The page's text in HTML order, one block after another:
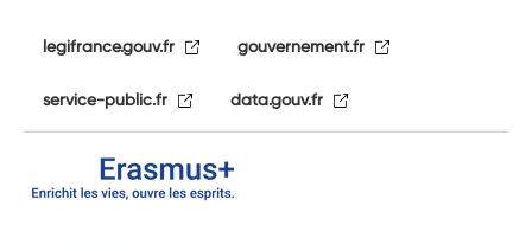
legifrance.gouv.fr gouvernement.fr
service-public.fr data.gouv.fr